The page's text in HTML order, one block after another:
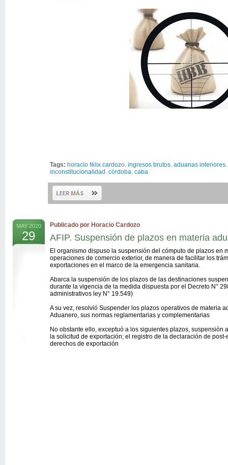
Tags: horacio félix cardozo. ingresos brutos. aduanas
inconstitucionalidad. córdoba. caba
MAY 2020
29
Publicado por Horacio Cardozo
AFIP. Suspensión de plazos en materia
El organismo dispuso la suspensión del cómputo de plazos en
operaciones de comercio exterior, de manera de facilitar los
exportaciones en el marco de la emergencia sanitaria.
Abarca la suspensión de los plazos de las destinaciones
durante la vigencia de la medida dispuesta por el Decreto N°
administrativos ley N° 19.549)
A su vez, resolvió Suspender los plazos operativos de materia
Aduanero, sus normas reglamentarias y complementarias
No obstante ello, exceptuó a los siguientes plazos, suspensión
la solicitud de exportación; el registro de la declaración de
derechos de exportación